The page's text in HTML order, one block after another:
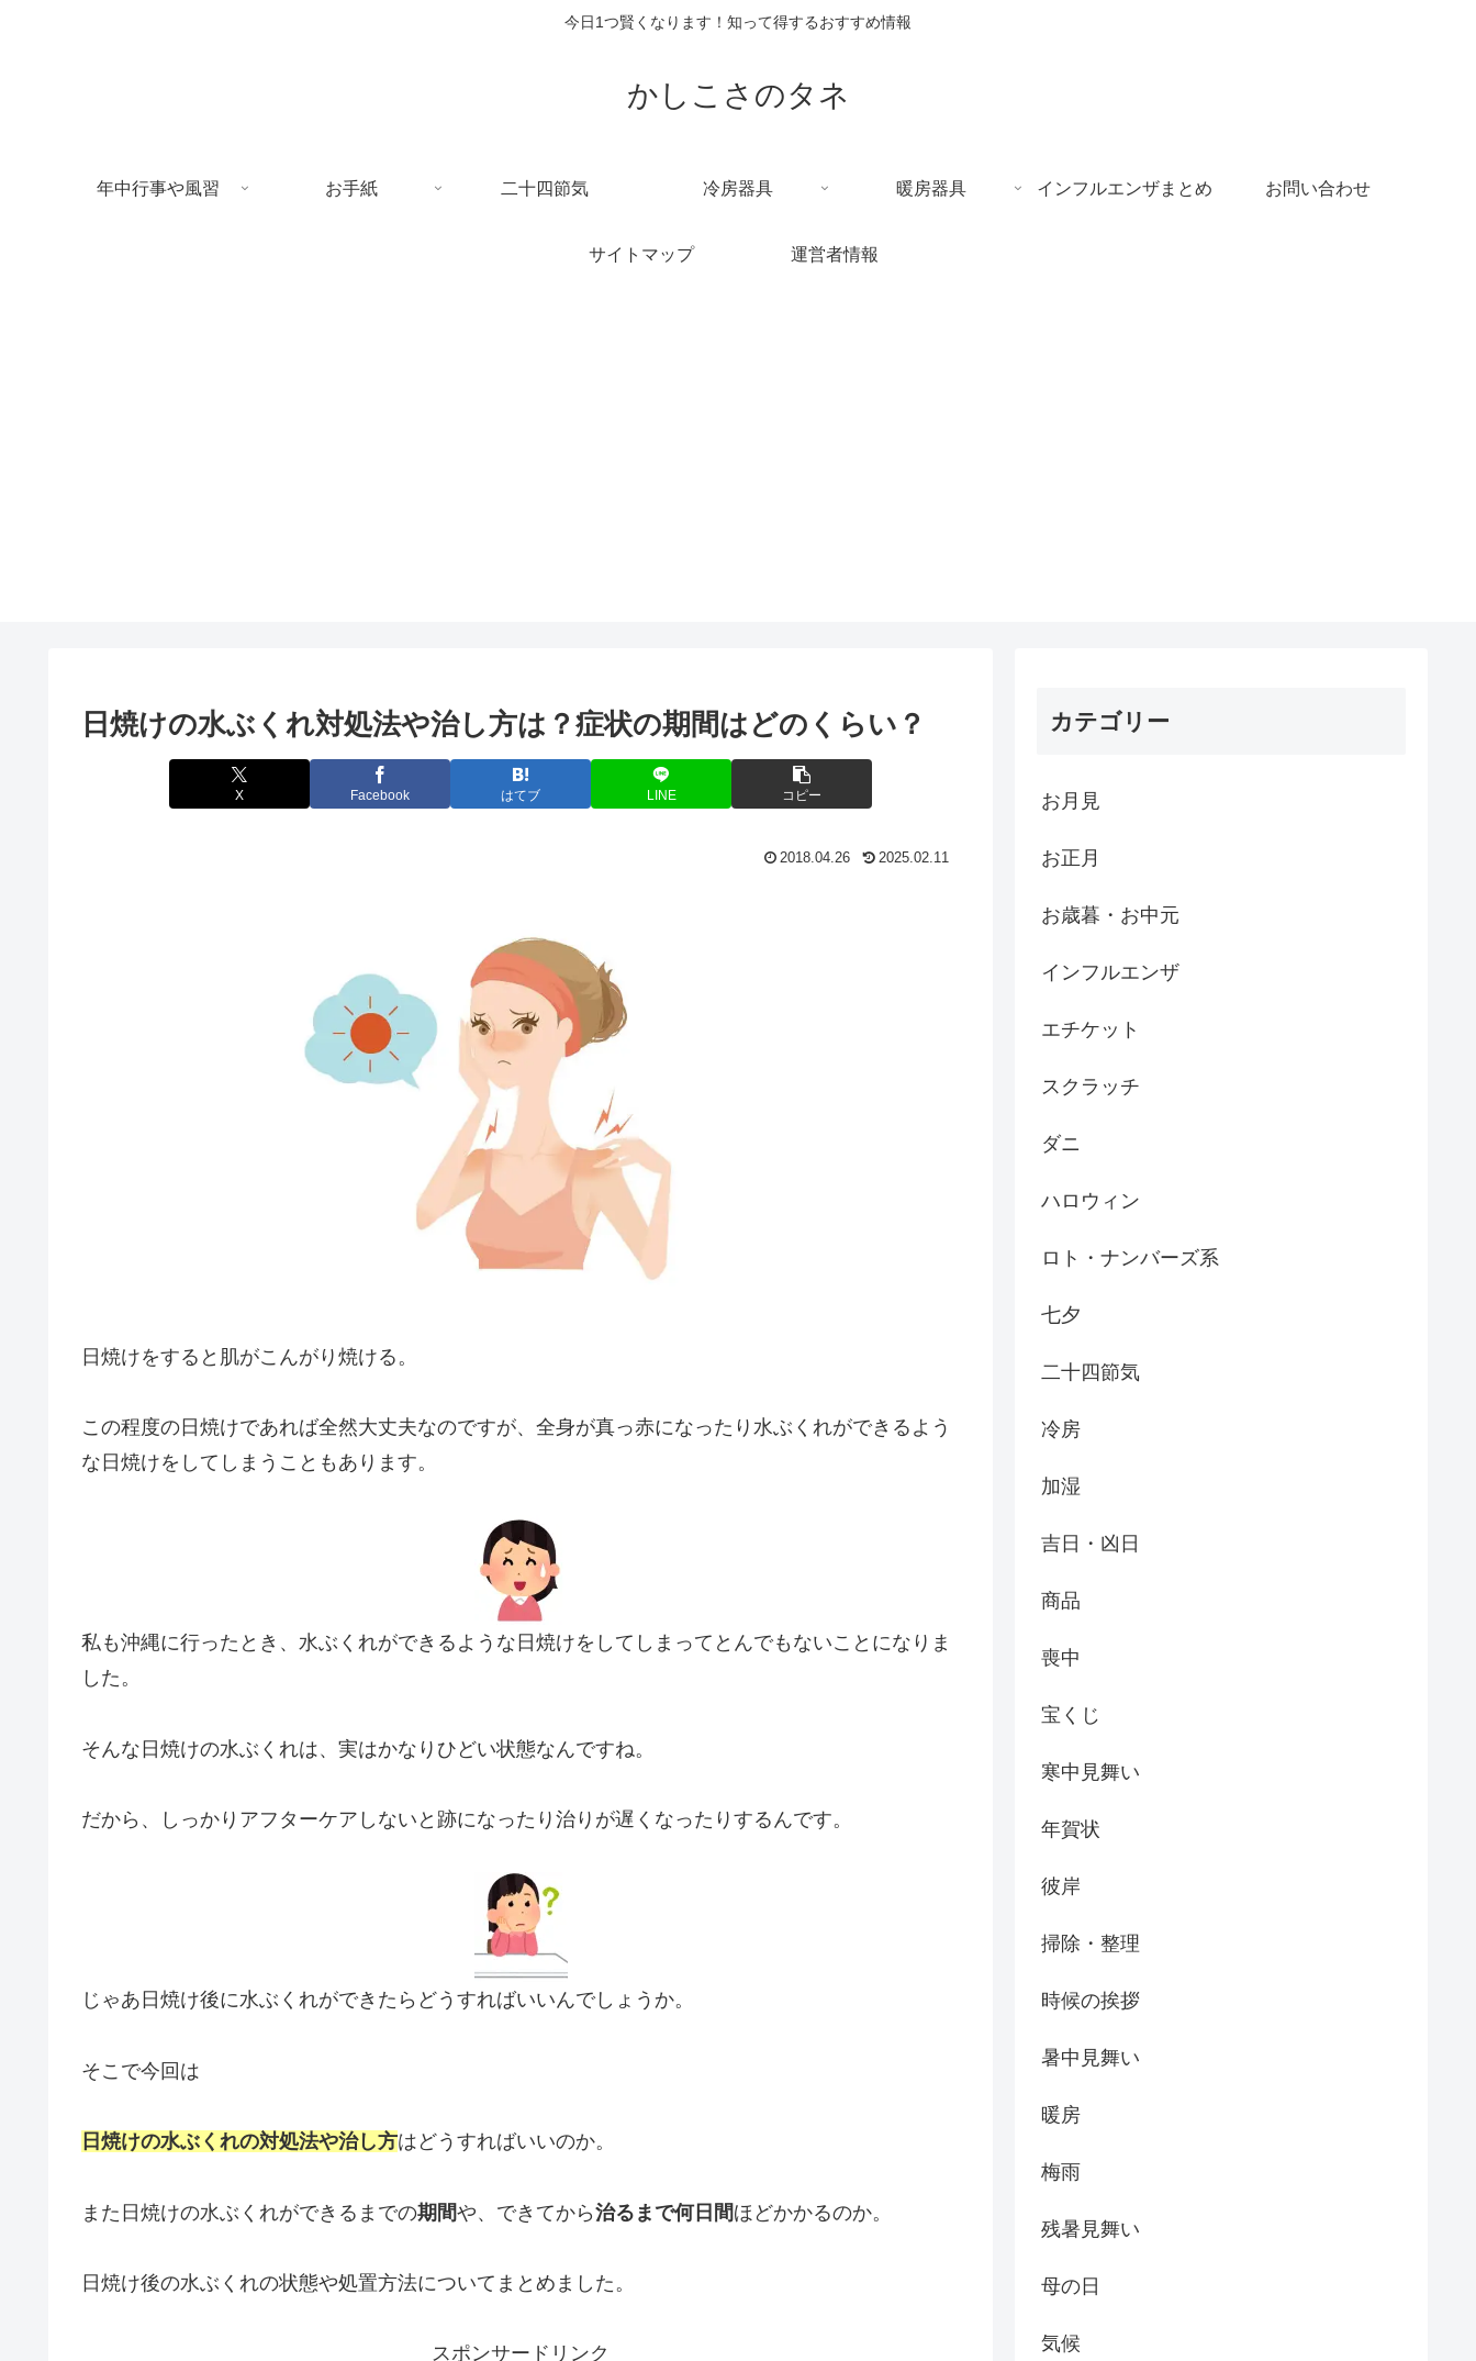
今日1つ賢くなります！知って得するおすすめ情報
かしこさのタネ
年中行事や風習 お手紙 二十四節気 冷房器具 暖房器具 インフルエンザまとめ お問い合わせ
サイトマップ 運営者情報
日焼けの水ぶくれ対処法や治し方は？症状の期間はどのくらい？
X Facebook はてブ LINE コピー
2018.04.26 2025.02.11
日焼けをすると肌がこんがり焼ける。
この程度の日焼けであれば全然大丈夫なのですが、全身が真っ赤になったり 水ぶくれができるよう
な日焼けをしてしまうこともあります。
私も沖縄に行ったとき、水ぶくれができるような日焼けをしてしまってとんでもないことになりま
した。
そんな日焼けの水ぶくれは、実はかなりひどい状態なんですね。
だから、しっかりアフターケアしないと跡になったり治りが遅くなったりするんです。
じゃあ日焼け後に水ぶくれができたらどうすればいいんでしょうか。
そこで今回は
日焼けの水ぶくれの対処法や治し方はどうすればいいのか。
また日焼けの水ぶくれができるまでの期間や、できてから治るまで何日間ほどかかるのか。
日焼け後の水ぶくれの状態や処置方法についてまとめました。
スポンサードリンク
カテゴリー
お月見
お正月
お歳暮・お中元
インフルエンザ
エチケット
スクラッチ
ダニ
ハロウィン
ロト・ナンバーズ系
七夕
二十四節気
冷房
加湿
吉日・凶日
商品
喪中
宝くじ
寒中見舞い
年賀状
彼岸
掃除・整理
時候の挨拶
暑中見舞い
暖房
梅雨
残暑見舞い
母の日
気候